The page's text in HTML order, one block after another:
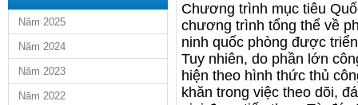
Năm 2025
Năm 2024
Năm 2023
Năm 2022
Chương trình mục tiêu
chương trình tổng thể về
ninh quốc phòng được
Tuy nhiên, do phần lớn
hiện theo hình thức thủ
khăn trong việc theo dõi,